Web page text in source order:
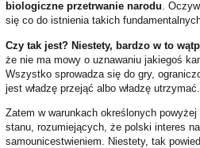
biologiczne przetrwanie narodu.
się co do istnienia takich
Czy tak jest? Niestety, bardzo w to
że nie ma mowy o uznawaniu jakiegoś
Wszystko sprowadza się do gry,
jest władzę przejąć albo władzę utrzymać.
Zatem w warunkach określonych
stanu, rozumiejących, że polski interes
samounicestwieniem. Niestety, tak